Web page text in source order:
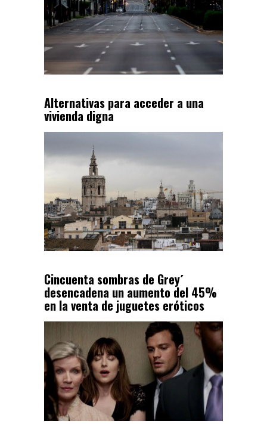
Alternativas para acceder a una
vivienda digna
Cincuenta sombras de Grey´
desencadena un aumento del 45%
en la venta de juguetes eróticos